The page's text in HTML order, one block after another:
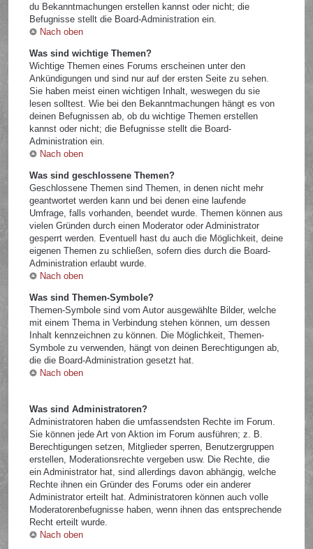
du Bekanntmachungen erstellen kannst oder nicht; die
Befugnisse stellt die Board-Administration ein.
Nach oben
Was sind wichtige Themen?
Wichtige Themen eines Forums erscheinen unter den
Ankündigungen und sind nur auf der ersten Seite zu sehen.
Sie haben meist einen wichtigen Inhalt, weswegen du sie
lesen solltest. Wie bei den Bekanntmachungen hängt es von
deinen Befugnissen ab, ob du wichtige Themen erstellen
kannst oder nicht; die Befugnisse stellt die Board-
Administration ein.
Nach oben
Was sind geschlossene Themen?
Geschlossene Themen sind Themen, in denen nicht mehr
geantwortet werden kann und bei denen eine laufende
Umfrage, falls vorhanden, beendet wurde. Themen können aus
vielen Gründen durch einen Moderator oder Administrator
gesperrt werden. Eventuell hast du auch die Möglichkeit, deine
eigenen Themen zu schließen, sofern dies durch die Board-
Administration erlaubt wurde.
Nach oben
Was sind Themen-Symbole?
Themen-Symbole sind vom Autor ausgewählte Bilder, welche
mit einem Thema in Verbindung stehen können, um dessen
Inhalt kennzeichnen zu können. Die Möglichkeit, Themen-
Symbole zu verwenden, hängt von deinen Berechtigungen ab,
die die Board-Administration gesetzt hat.
Nach oben
Was sind Administratoren?
Administratoren haben die umfassendsten Rechte im Forum.
Sie können jede Art von Aktion im Forum ausführen; z. B.
Berechtigungen setzen, Mitglieder sperren, Benutzergruppen
erstellen, Moderationsrechte vergeben usw. Die Rechte, die
ein Administrator hat, sind allerdings davon abhängig, welche
Rechte ihnen ein Gründer des Forums oder ein anderer
Administrator erteilt hat. Administratoren können auch volle
Moderatorenbefugnisse haben, wenn ihnen das entsprechende
Recht erteilt wurde.
Nach oben